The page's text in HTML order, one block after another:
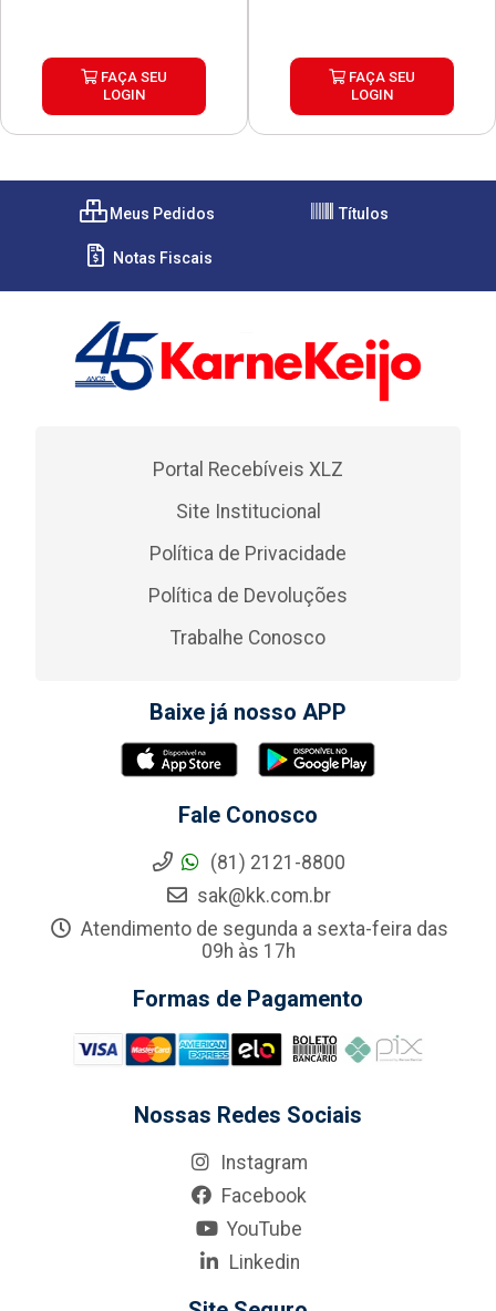
FAÇA SEU
LOGIN
FAÇA SEU
LOGIN
Meus Pedidos Títulos
Notas Fiscais
Portal Recebíveis XLZ
Site Institucional
Política de Privacidade
Política de Devoluções
Trabalhe Conosco
Baixe já nosso APP
Fale Conosco
(81) 2121-8800
sak@kk.com.br
Atendimento de segunda a sexta-feira das
09h às 17h
Formas de Pagamento
Nossas Redes Sociais
Instagram
Facebook
YouTube
Linkedin